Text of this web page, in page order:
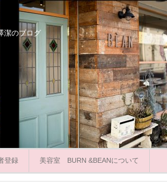
潔のブログ
登録 美容室 BURN &BEANについて